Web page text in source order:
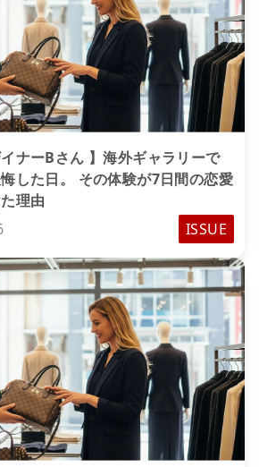
イナーBさん 】海外ギャラリーで
した日。 その体験が7日間の恋愛
理由
ISSUE